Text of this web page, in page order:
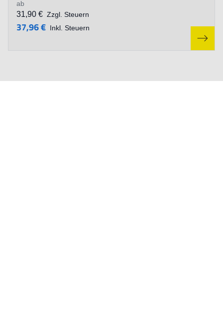
ab
37,96 € Inkl. Steuern
31,90 € Zzgl. Steuern